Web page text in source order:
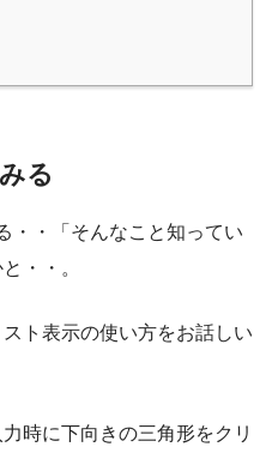
る
・・「そんなこと知ってい
・・。
ト表示の使い方をお話しい
時に下向きの三角形をクリ